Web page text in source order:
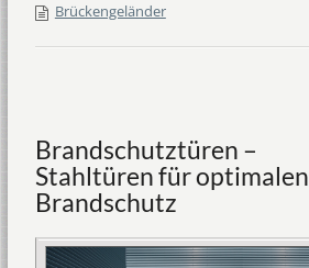
Brückengeländer
Brandschutztüren –
Stahltüren für optimalen
Brandschutz